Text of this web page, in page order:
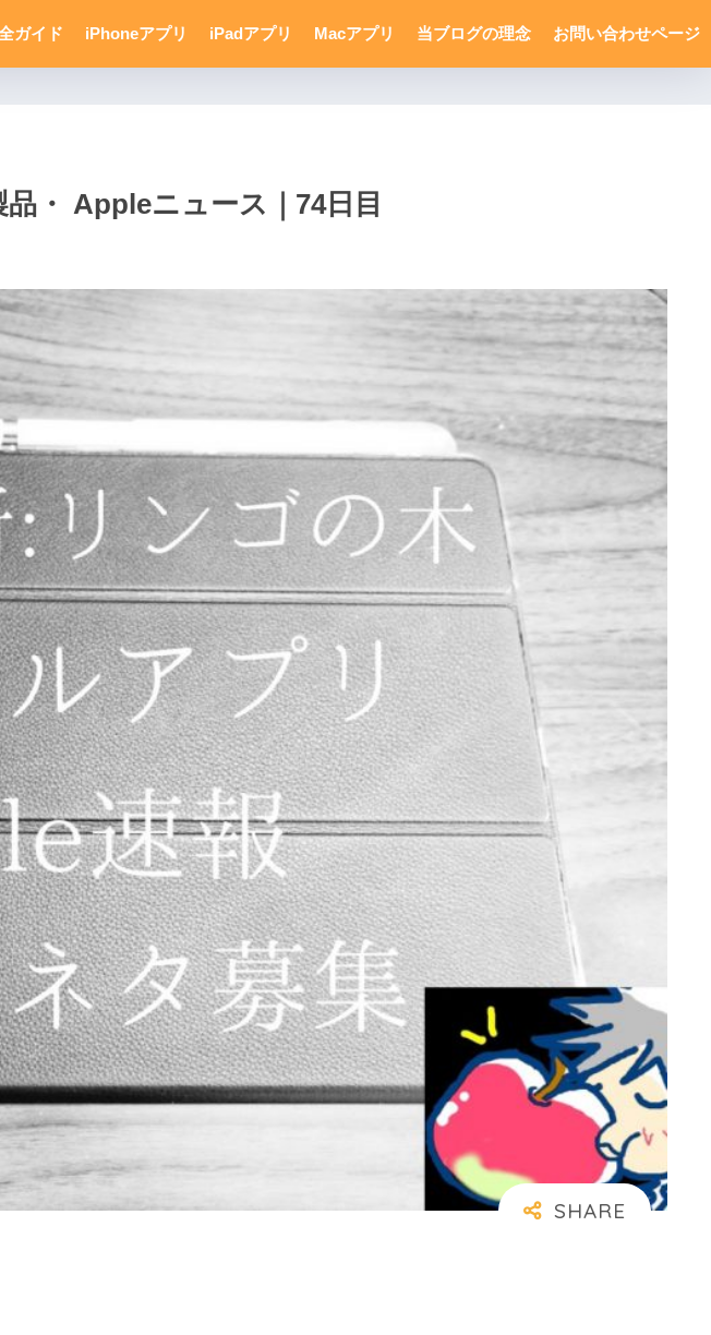
ガイド iPhoneアプリ iPadアプリ Macアプリ 当ブログの理念 お問い合わせページ
・ Appleニュース｜74日目